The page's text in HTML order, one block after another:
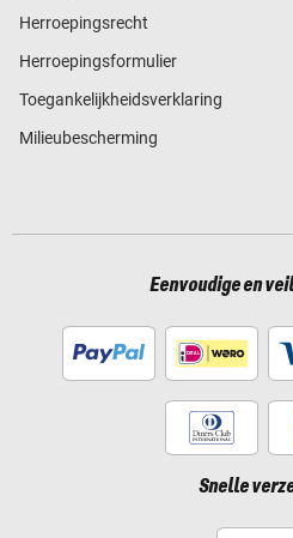
Herroepingsrecht
Herroepingsformulier
Toegankelijkheidsverklaring
Milieubescherming
Eenvoudige en
Snelle